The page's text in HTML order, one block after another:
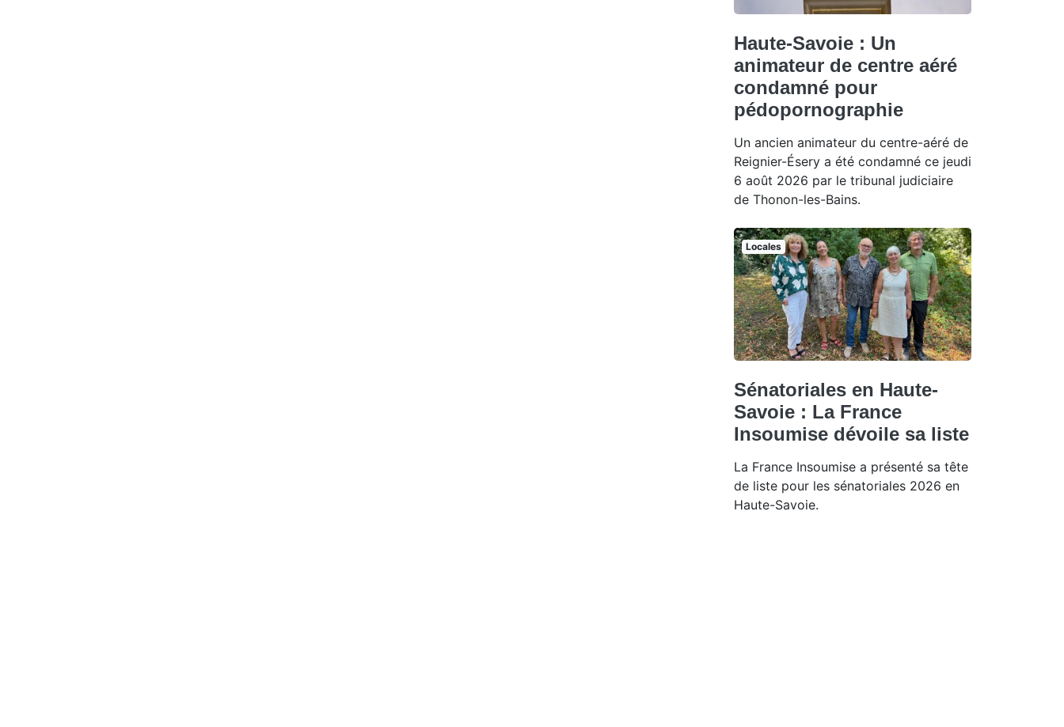
Haute-Savoie : Un
animateur de centre aéré
condamné pour
pédopornographie
Un ancien animateur du centre-aéré de
Reignier-Ésery a été condamné ce jeudi
6 août 2026 par le tribunal judiciaire
de Thonon-les-Bains.
Locales
Sénatoriales en Haute-
Savoie : La France
Insoumise dévoile sa liste
La France Insoumise a présenté sa tête
de liste pour les sénatoriales 2026 en
Haute-Savoie.